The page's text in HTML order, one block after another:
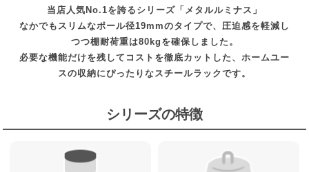
当店人気No.1を誇るシリーズ「メタルルミナス」
なかでもスリムなポール径19mmのタイプで、圧迫感を軽減し
つつ棚耐荷重は80kgを確保しました。
必要な機能だけを残してコストを徹底カットした、ホームユー
スの収納にぴったりなスチールラックです。
シリーズの特徴